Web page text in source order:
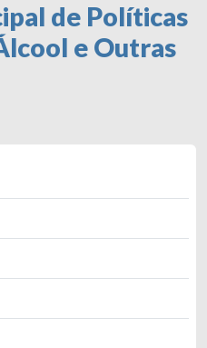
de Políticas
e Outras